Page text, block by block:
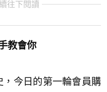
往下閱讀
教會你
今日的第一輪會員購